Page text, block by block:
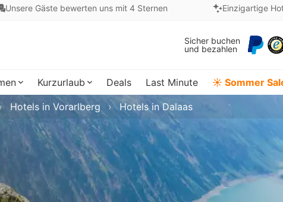
Unsere Gäste bewerten uns mit 4 Sternen Einzigartige
Sicher buchen
und bezahlen
Kurzurlaub Deals Last Minute ☀️ Sommer
Hotels in Vorarlberg Hotels in Dalaas